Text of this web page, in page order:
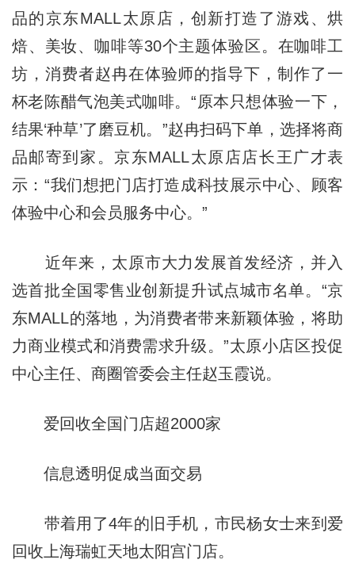
品的京东MALL太原店，创新打造了游戏、烘
焙、美妆、咖啡等30个主题体验区。在咖啡工
坊，消费者赵冉在体验师的指导下，制作了一
杯老陈醋气泡美式咖啡。“原本只想体验一下，
结果‘种草’了磨豆机。”赵冉扫码下单，选择将商
品邮寄到家。京东MALL太原店店长王广才表
示：“我们想把门店打造成科技展示中心、顾客
体验中心和会员服务中心。”
近年来，太原市大力发展首发经济，并入
选首批全国零售业创新提升试点城市名单。“京
东MALL的落地，为消费者带来新颖体验，将助
力商业模式和消费需求升级。”太原小店区投促
中心主任、商圈管委会主任赵玉霞说。
爱回收全国门店超2000家
信息透明促成当面交易
带着用了4年的旧手机，市民杨女士来到爱
回收上海瑞虹天地太阳宫门店。